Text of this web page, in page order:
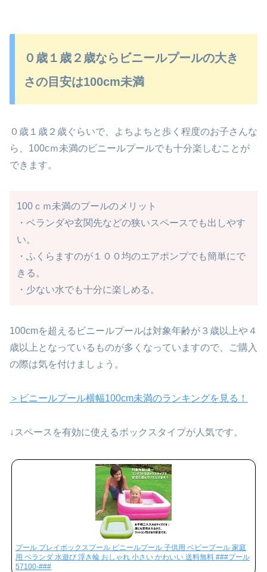
０歳１歳２歳ならビニールプールの大き
さの目安は100cm未満
０歳１歳２歳ぐらいで、よちよちと歩く程度のお子さんな
ら、100cｍ未満のビニールプールでも十分楽しむことが
できます。
100ｃｍ未満のプールのメリット
・ベランダや玄関先などの狭いスペースでも出しやす
い。
・ふくらますのが１００均のエアポンプでも簡単にで
きる。
・少ない水でも十分に楽しめる。
100cmを超えるビニールプールは対象年齢が３歳以上や４
歳以上となっているものが多くなっていますので、ご購入
の際は気を付けましょう。
＞ビニールプール横幅100cm未満のランキングを見る！
↓スペースを有効に使えるボックスタイプが人気です。
プール プレイボックスプール ビニールプール 子供用 ベビープール 家庭
用 ベランダ 水遊び 浮き輪 おしゃれ 小さい かわいい 送料無料 ###プール
57100-###